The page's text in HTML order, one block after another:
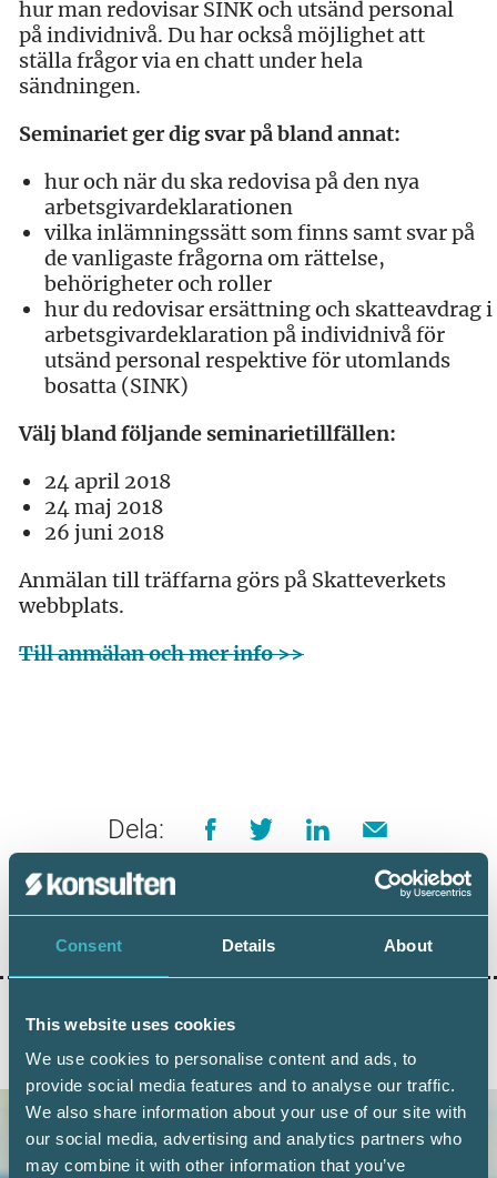
Consent Details About
This website uses cookies
We use cookies to personalise content and ads, to
provide social media features and to analyse our traffic.
We also share information about your use of our site with
our social media, advertising and analytics partners who
may combine it with other information that you’ve
hur man redovisar SINK och utsänd personal
på individnivå. Du har också möjlighet att
ställa frågor via en chatt under hela
sändningen.
Seminariet ger dig svar på bland annat:
hur och när du ska redovisa på den nya
arbetsgivardeklarationen
vilka inlämningssätt som finns samt svar på
de vanligaste frågorna om rättelse,
behörigheter och roller
hur du redovisar ersättning och skatteavdrag i
arbetsgivardeklaration på individnivå för
utsänd personal respektive för utomlands
bosatta (SINK)
Välj bland följande seminarietillfällen:
24 april 2018
24 maj 2018
26 juni 2018
Anmälan till träffarna görs på Skatteverkets
webbplats.
Till anmälan och mer info >>
Dela:
AKTUELLA ARTIKLAR